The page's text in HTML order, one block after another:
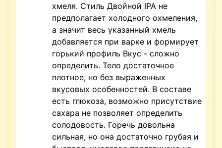
хмеля. Стиль Двойной IPA не
предполагает холодного охмеления,
а значит весь указанный хмель
добавляется при варке и формирует
горький профиль Вкус - сложно
определить. Тело достаточное
плотное, но без выраженных
вкусовых особенностей. В составе
есть глюкоза, возможно присутствие
сахара не позволяет определить
солодовость. Горечь довольна
сильная, но она достаточно грубая и